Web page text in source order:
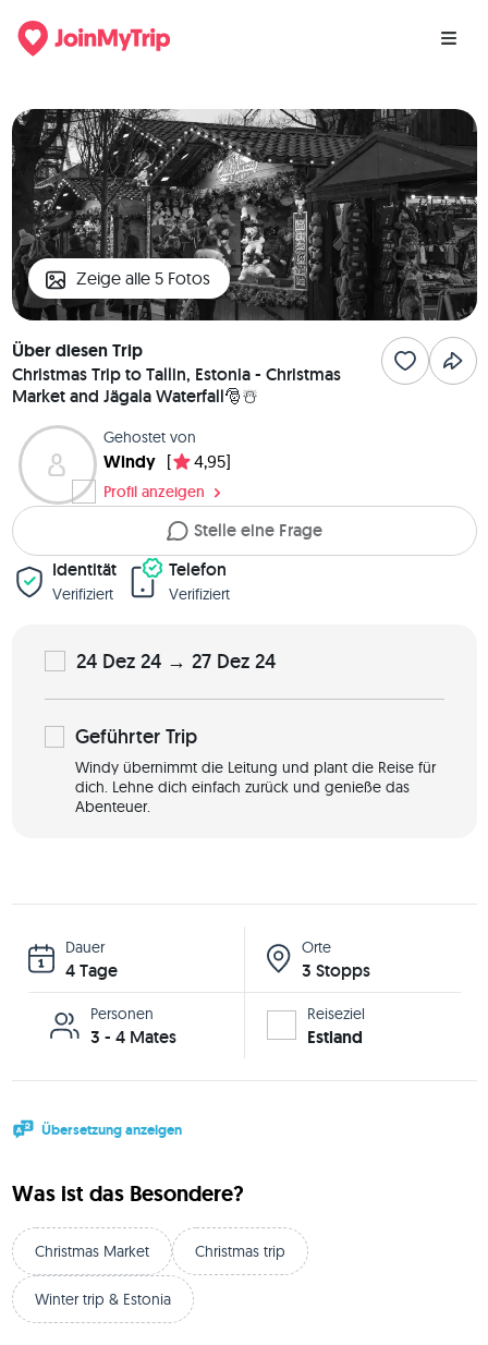
Zeige alle 5 Fotos
Über diesen Trip
Christmas Trip to Tallin, Estonia - Christmas
Market and Jägala Waterfall🎅☃️
Gehostet von
Windy [ 4,95]
Profil anzeigen
Stelle eine Frage
Identität
Verifiziert
Telefon
Verifiziert
24 Dez 24 → 27 Dez 24
Geführter Trip
Windy übernimmt die Leitung und plant die Reise für
dich. Lehne dich einfach zurück und genieße das
Abenteuer.
Dauer
4 Tage
Orte
3 Stopps
Personen
3 - 4 Mates
Reiseziel
Estland
Übersetzung anzeigen
Was ist das Besondere?
Christmas Market Christmas trip
Winter trip & Estonia